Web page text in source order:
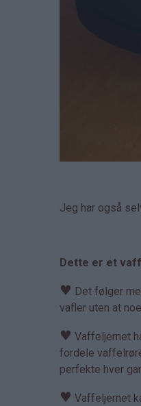
Jeg har også
Dette er et
♥ Det følger
vafler uten at
♥ Vaffeljernet
fordele
perfekte hver
♥ Vaffeljernet